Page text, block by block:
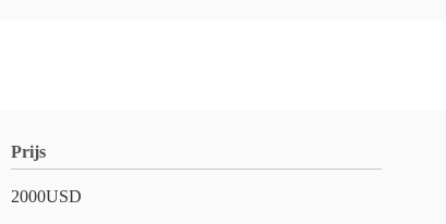
Prijs
2000USD